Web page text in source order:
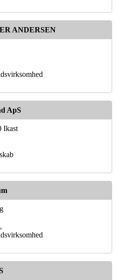
ANDERSEN
ApS
Ikast